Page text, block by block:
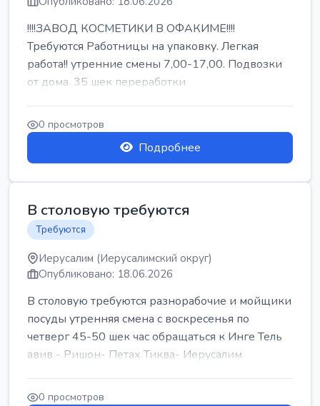
!!!!ЗАВОД КОСМЕТИКИ В ОФАКИМЕ!!!!
Требуются Работницы на упаковку. Легкая
работа!! утренние смены 7,00-17,00. Подвозки
от дома. 35 шек переработки
0 просмотров
Подробнее
В столовую требуются
Требуются
Иерусалим (Иерусалимский округ)
Опубликовано: 18.06.2026
В столовую требуются разнорабочие и мойщики
посуды утренняя смена с воскресенья по
четверг 45-50 шек час обращаться к Инге Тель
авив - Ришон- Петах Тиква- Иерусалим
0 просмотров